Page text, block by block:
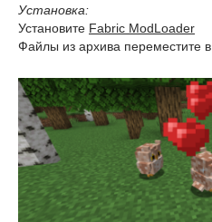
Установка:
Установите Fabric ModLoader
Файлы из архива переместите в